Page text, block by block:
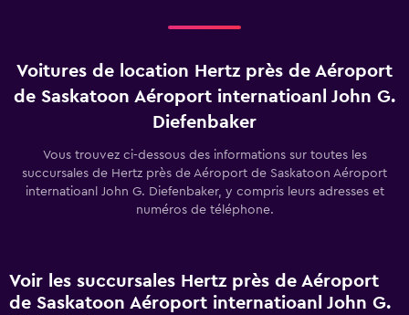
Voitures de location Hertz près de Aéroport
de Saskatoon Aéroport internatioanl John G.
Diefenbaker
Vous trouvez ci-dessous des informations sur toutes les
succursales de Hertz près de Aéroport de Saskatoon Aéroport
internatioanl John G. Diefenbaker, y compris leurs adresses et
numéros de téléphone.
Voir les succursales Hertz près de Aéroport
de Saskatoon Aéroport internatioanl John G.